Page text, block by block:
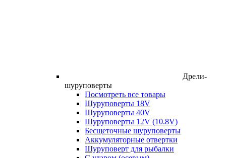
Дрели-
шуруповерты
Посмотреть все товары
Шуруповерты 18V
Шуруповерты 40V
Шуруповерты 12V (10.8V)
Бесщеточные шуруповерты
Аккумуляторные отвертки
Шуруповерт для рыбалки